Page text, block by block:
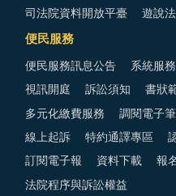
司法院資料開放平臺 遊說
便民服務
便民服務訊息公告 系統服務
視訊開庭 訴訟須知 書狀
多元化繳費服務 調閱電子
線上起訴 特約通譯專區
訂閱電子報 資料下載 報
法院程序與訴訟權益